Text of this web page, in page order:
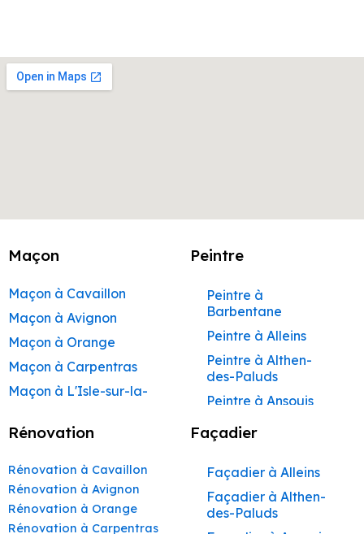
Maçon
Maçon à Cavaillon
Maçon à Avignon
Maçon à Orange
Maçon à Carpentras
Maçon à L'Isle-sur-la-
Maçon à Apt
Maçon à Pertuis
Maçon à Sorgues
Maçon à Le Pontet
Peintre
Peintre à
Barbentane
Peintre à Alleins
Peintre à Althen-
des-Paluds
Peintre à Ansouis
Peintre à Apt
Peintre à Aurons
Peintre à Avignon
Peintre à
Rénovation
Rénovation à Cavaillon
Rénovation à Avignon
Rénovation à Orange
Rénovation à Carpentras
Façadier
Façadier à Alleins
Façadier à Althen-
des-Paluds